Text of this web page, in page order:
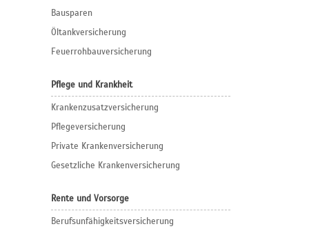
Bausparen
Öltankversicherung
Feuerrohbauversicherung
Pflege und Krankheit
Krankenzusatzversicherung
Pflegeversicherung
Private Krankenversicherung
Gesetzliche Krankenversicherung
Rente und Vorsorge
Berufs­unfähigkeitsversicherung